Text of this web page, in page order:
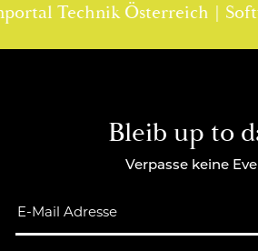
Bleib up to
Verpasse keine